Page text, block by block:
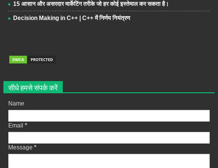
15 आसान और असरदार मार्केटिंग तरीके जो हर कोई इस्तेमाल कर सकता है।
Decision Making in C++ | C++ में निर्णय नियंत्रण
सीधे हमसे संपर्क करें
Name
Email *
Message *